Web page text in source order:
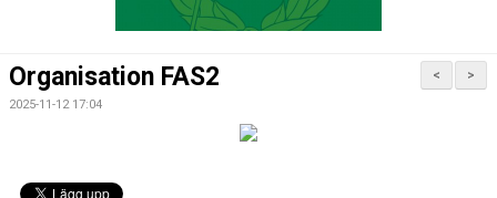
TRUPPEN
DOKUMENT
>
<
Organisation FAS2
2025-11-12 17:04